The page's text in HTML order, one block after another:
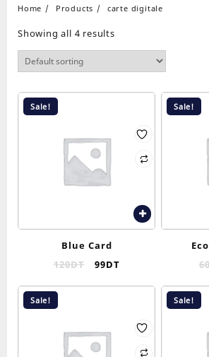
Home Products carte digitale
Showing all 4 results
Sale!
Blue Card
120DT 99DT
Sale!
Sale! Sale!